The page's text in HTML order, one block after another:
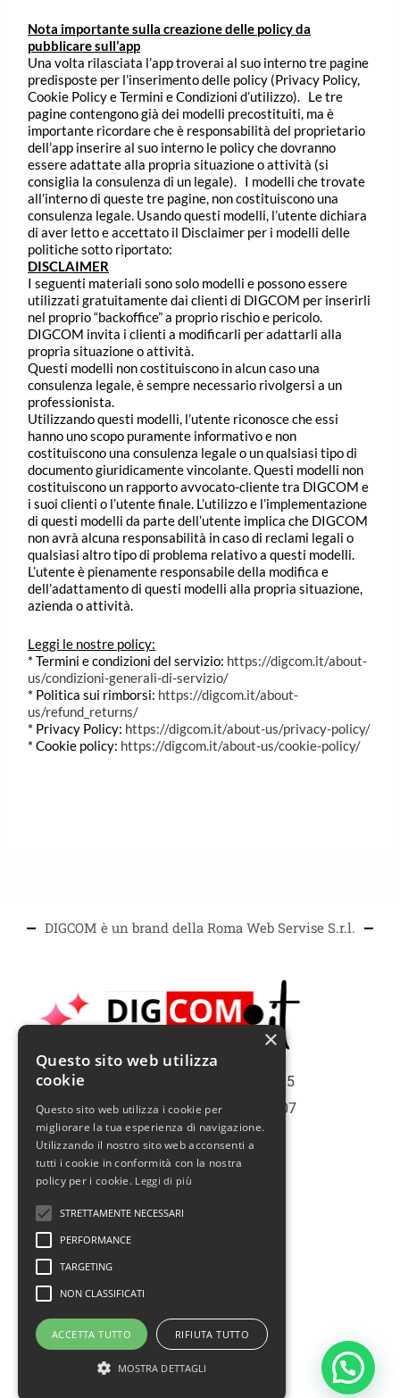
Nota importante sulla creazione delle policy da
pubblicare sull’app
Una volta rilasciata l’app troverai al suo interno tre pagine
predisposte per l’inserimento delle policy (Privacy Policy,
Cookie Policy e Termini e Condizioni d’utilizzo). Le tre
pagine contengono già dei modelli precostituiti, ma è
importante ricordare che è responsabilità del proprietario
dell’app inserire al suo interno le policy che dovranno
essere adattate alla propria situazione o attività (si
consiglia la consulenza di un legale). I modelli che trovate
all’interno di queste tre pagine, non costituiscono una
consulenza legale. Usando questi modelli, l’utente dichiara
di aver letto e accettato il Disclaimer per i modelli delle
politiche sotto riportato:
DISCLAIMER
I seguenti materiali sono solo modelli e possono essere
utilizzati gratuitamente dai clienti di DIGCOM per inserirli
nel proprio “backoffice” a proprio rischio e pericolo.
DIGCOM invita i clienti a modificarli per adattarli alla
propria situazione o attività.
Questi modelli non costituiscono in alcun caso una
consulenza legale, è sempre necessario rivolgersi a un
professionista.
Utilizzando questi modelli, l’utente riconosce che essi
hanno uno scopo puramente informativo e non
costituiscono una consulenza legale o un qualsiasi tipo di
documento giuridicamente vincolante. Questi modelli non
costituiscono un rapporto avvocato-cliente tra DIGCOM e
i suoi clienti o l’utente finale. L’utilizzo e l’implementazione
di questi modelli da parte dell’utente implica che DIGCOM
non avrà alcuna responsabilità in caso di reclami legali o
qualsiasi altro tipo di problema relativo a questi modelli.
L’utente è pienamente responsabile della modifica e
dell’adattamento di questi modelli alla propria situazione,
azienda o attività.
Leggi le nostre policy:
* Termini e condizioni del servizio: https://digcom.it/about-
us/condizioni-generali-di-servizio/
* Politica sui rimborsi: https://digcom.it/about-
us/refund_returns/
* Privacy Policy: https://digcom.it/about-us/privacy-policy/
* Cookie policy: https://digcom.it/about-us/cookie-policy/
DIGCOM è un brand della Roma Web Servise S.r.l.
Copiright | Roma Web Service S.r.l. - 2025
Roma | Italy | Partita Iva N° 16075561007
Info@romawebservice.com
Telefono: 06 455 485 73
Cookie Policy
Termini e condizioni d'uso
Politica sui rimborsi
Prendi un appuntamento
T
Y
×
Questo sito web utilizza
cookie
Questo sito web utilizza i cookie per
migliorare la tua esperienza di navigazione.
Utilizzando il nostro sito web acconsenti a
tutti i cookie in conformità con la nostra
policy per i cookie. Leggi di più
STRETTAMENTE NECESSARI
PERFORMANCE
TARGETING
NON CLASSIFICATI
ACCETTA TUTTO RIFIUTA TUTTO
MOSTRA DETTAGLI